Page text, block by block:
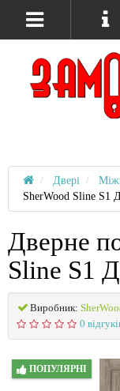
Двері
SherWood Sline S1
Дверне
Sline S1
Виробник:
0
ПОПУЛЯРНІ